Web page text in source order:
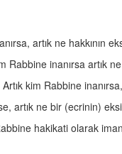
artık ne hakkının
inanırsa artık
kim Rabbine
ne bir (ecrinin)
hakikati olarak